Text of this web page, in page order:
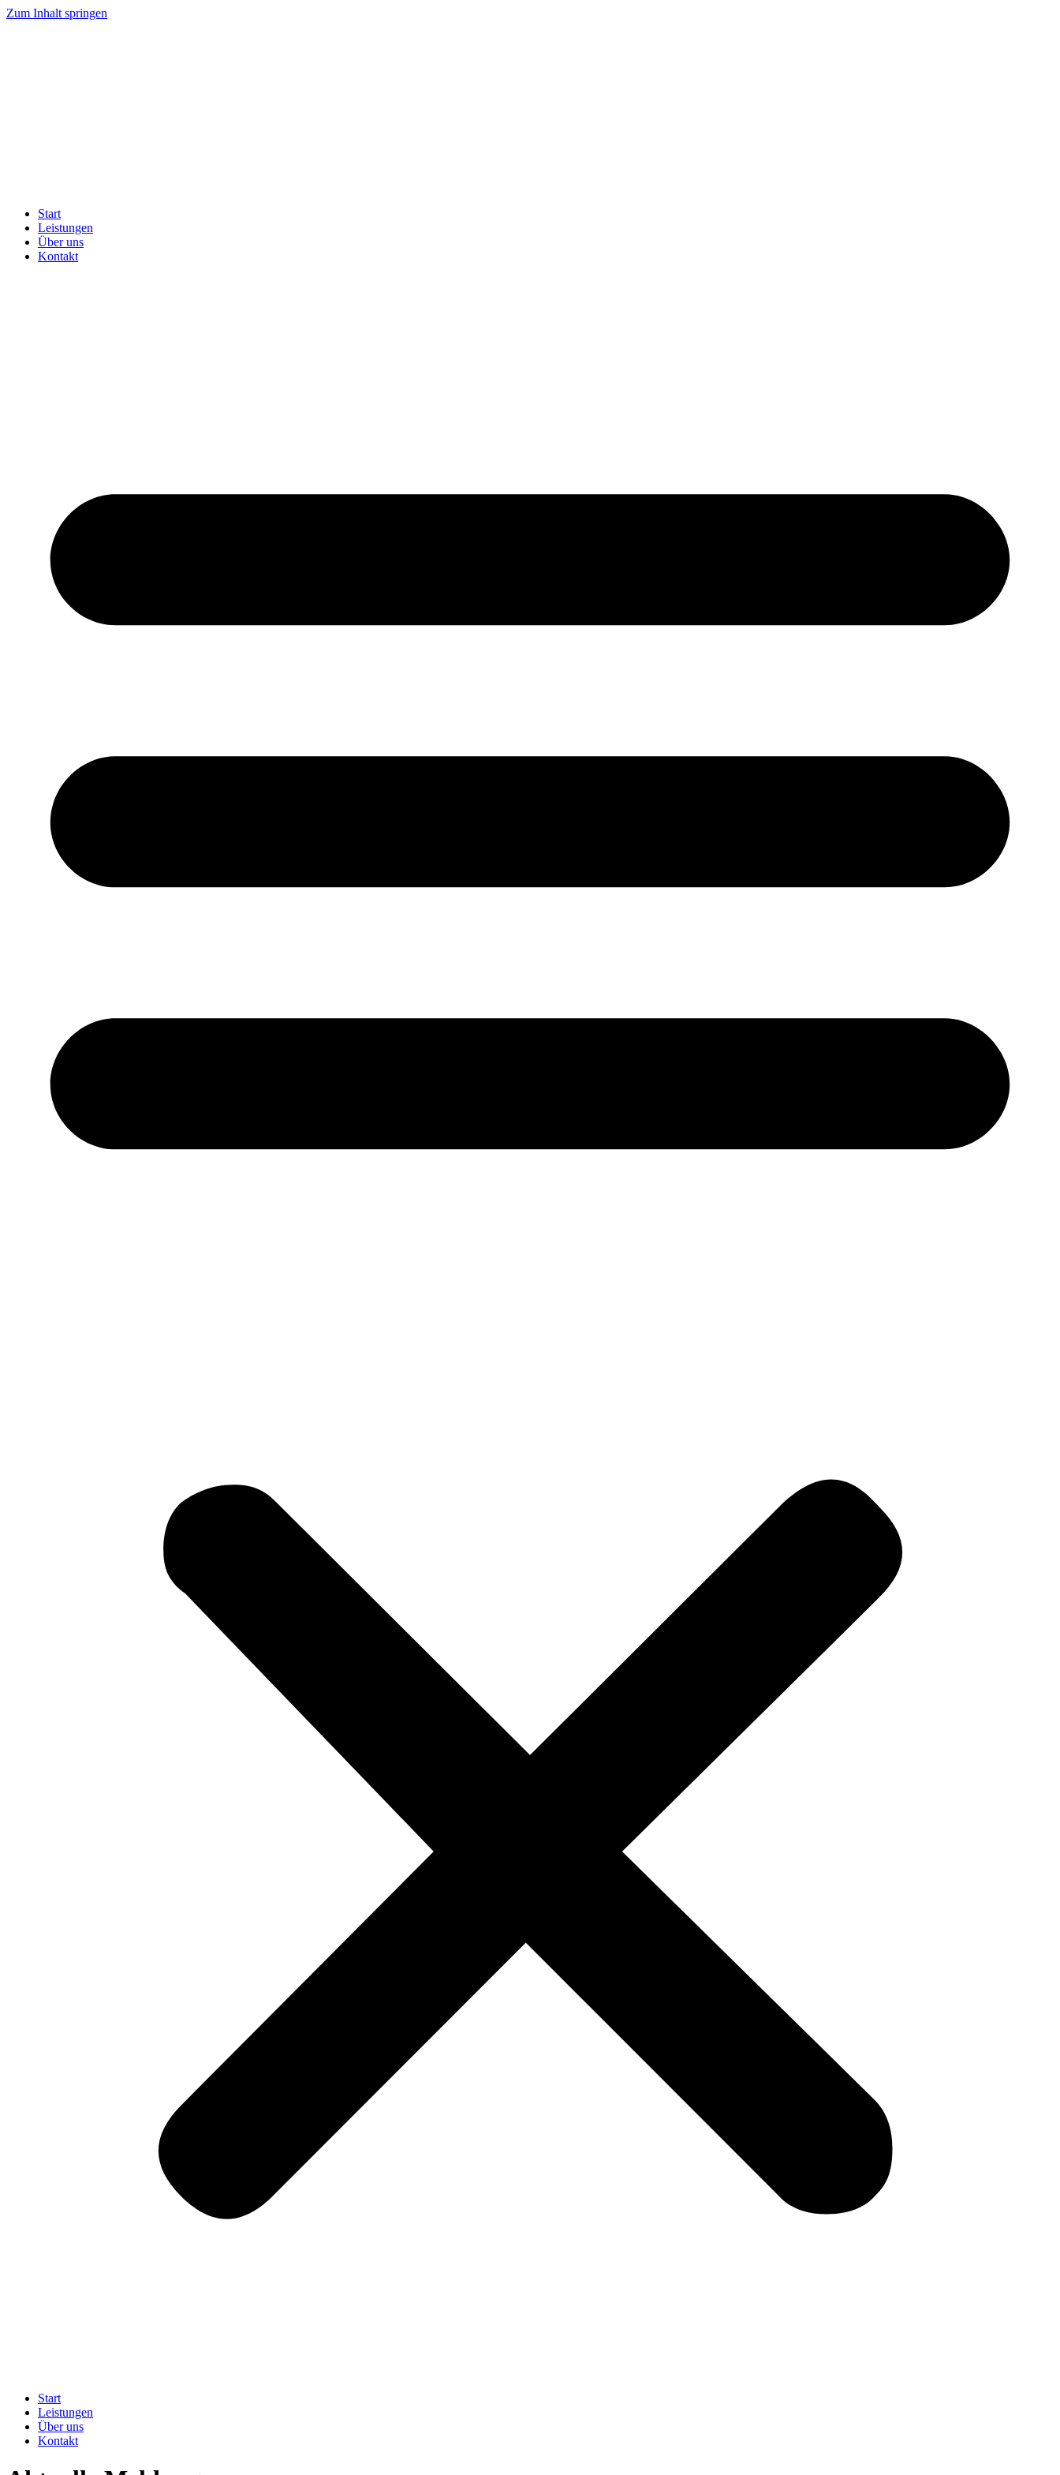
Zum Inhalt springen
Start
Leistungen
Über uns
Kontakt
Start
Leistungen
Über uns
Kontakt